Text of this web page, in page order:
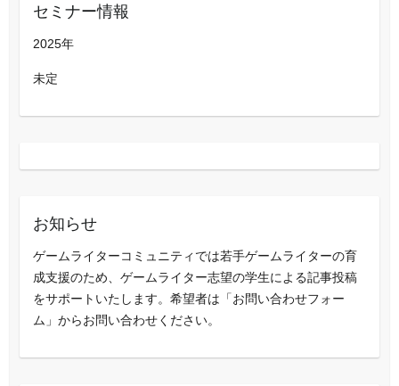
セミナー情報
2025年
未定
お知らせ
ゲームライターコミュニティでは若手ゲームライターの育
成支援のため、ゲームライター志望の学生による記事投稿
をサポートいたします。希望者は「お問い合わせフォー
ム」からお問い合わせください。